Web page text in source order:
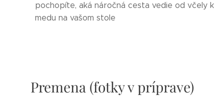
pochopíte, aká náročná cesta vedie od včely k
medu na vašom stole
Premena (fotky v príprave)